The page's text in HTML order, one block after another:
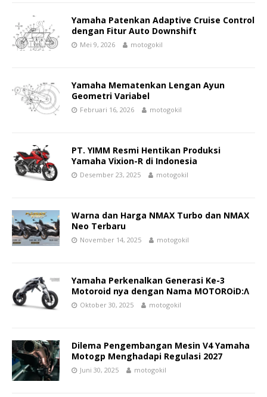
Yamaha Patenkan Adaptive Cruise Control
dengan Fitur Auto Downshift
Mei 9, 2026 motogokil
Yamaha Mematenkan Lengan Ayun
Geometri Variabel
Februari 16, 2026 motogokil
PT. YIMM Resmi Hentikan Produksi
Yamaha Vixion-R di Indonesia
Desember 23, 2025 motogokil
Warna dan Harga NMAX Turbo dan NMAX
Neo Terbaru
November 14, 2025 motogokil
Yamaha Perkenalkan Generasi Ke-3
Motoroid nya dengan Nama MOTOROiD:Λ
Oktober 30, 2025 motogokil
Dilema Pengembangan Mesin V4 Yamaha
Motogp Menghadapi Regulasi 2027
Juni 30, 2025 motogokil